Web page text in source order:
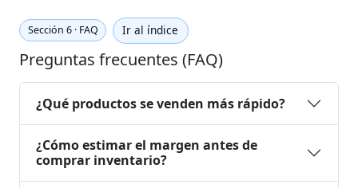
Sección 6 · FAQ Ir al índice
Preguntas frecuentes (FAQ)
¿Qué productos se venden más rápido?
¿Cómo estimar el margen antes de
comprar inventario?